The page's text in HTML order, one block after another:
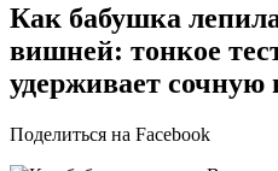
Как бабушка
вишней: тонкое
удерживает сочную
Поделиться на Facebook